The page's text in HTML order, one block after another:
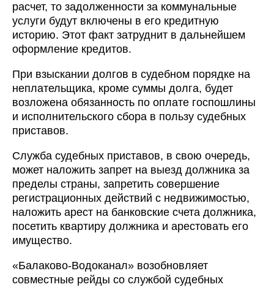
расчет, то задолженности за коммунальные
услуги будут включены в его кредитную
историю. Этот факт затруднит в дальнейшем
оформление кредитов.
При взыскании долгов в судебном порядке на
неплательщика, кроме суммы долга, будет
возложена обязанность по оплате госпошлины
и исполнительского сбора в пользу судебных
приставов.
Служба судебных приставов, в свою очередь,
может наложить запрет на выезд должника за
пределы страны, запретить совершение
регистрационных действий с недвижимостью,
наложить арест на банковские счета должника,
посетить квартиру должника и арестовать его
имущество.
«Балаково-Водоканал» возобновляет
совместные рейды со службой судебных